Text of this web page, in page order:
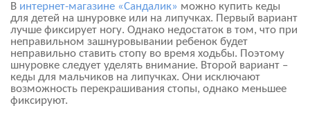
В интернет-магазине «Сандалик» можно купить кеды
для детей на шнуровке или на липучках. Первый вариант
лучше фиксирует ногу. Однако недостаток в том, что при
неправильном зашнуровывании ребенок будет
неправильно ставить стопу во время ходьбы. Поэтому
шнуровке следует уделять внимание. Второй вариант –
кеды для мальчиков на липучках. Они исключают
возможность перекрашивания стопы, однако меньшее
фиксируют.